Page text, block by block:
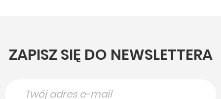
ZAPISZ SIĘ DO NEWSLETTERA